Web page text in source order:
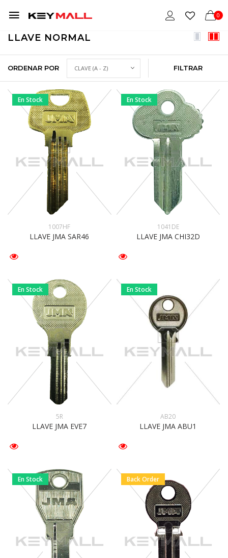
0
LLAVE NORMAL
ORDENAR POR FILTRAR
En Stock
1007HF
LLAVE JMA SAR46
En Stock
1041DE
LLAVE JMA CHI32D
En Stock
5R
LLAVE JMA EVE7
En Stock
AB20
LLAVE JMA ABU1
En Stock Back Order